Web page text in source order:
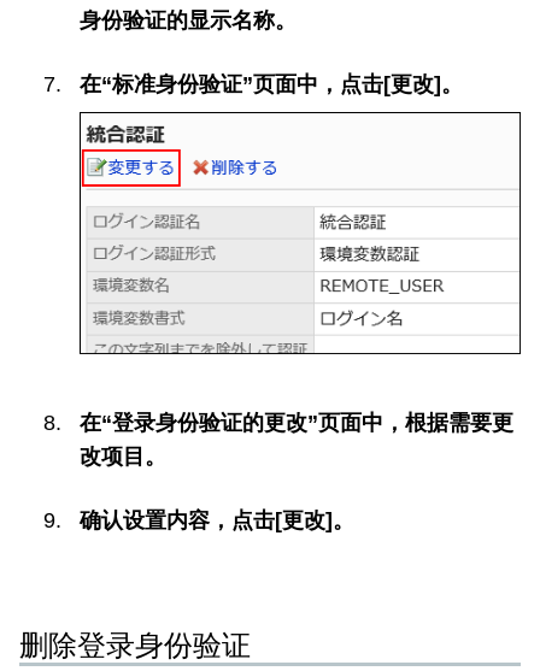
身份验证的显示名称。
在“标准身份验证”页面中，点击[更改]。
在“登录身份验证的更改”页面中，根据需要更
改项目。
确认设置内容，点击[更改]。
删除登录身份验证